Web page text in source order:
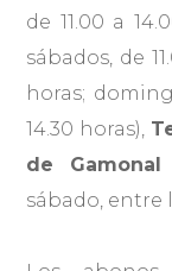
de 11.00 a
sábados, de
horas;
14.30 horas),
de Gamonal
sábado, entre